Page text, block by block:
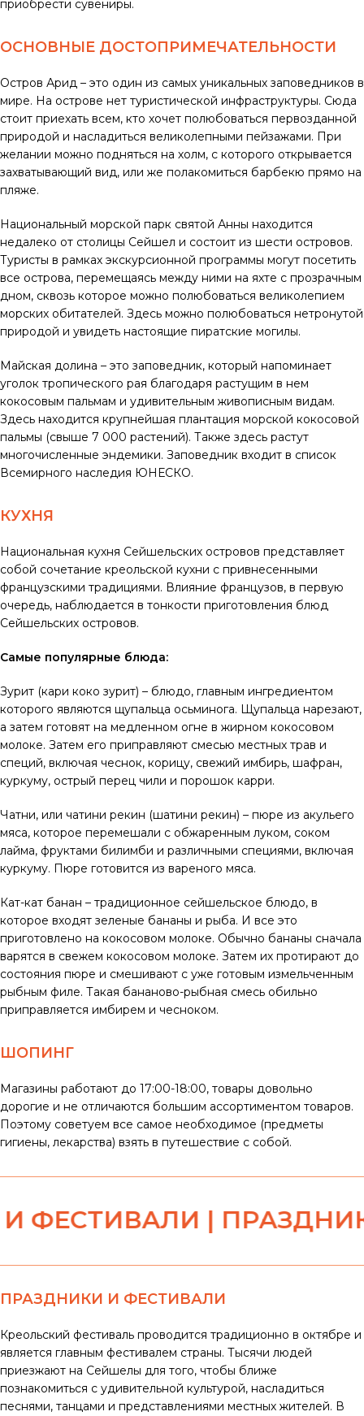
приобрести сувениры.
ОСНОВНЫЕ ДОСТОПРИМЕЧАТЕЛЬНОСТИ
Остров Арид – это один из самых уникальных заповедников в
мире. На острове нет туристической инфраструктуры. Сюда
стоит приехать всем, кто хочет полюбоваться первозданной
природой и насладиться великолепными пейзажами. При
желании можно подняться на холм, с которого открывается
захватывающий вид, или же полакомиться барбекю прямо на
пляже.
Национальный морской парк святой Анны находится
недалеко от столицы Сейшел и состоит из шести островов.
Туристы в рамках экскурсионной программы могут посетить
все острова, перемещаясь между ними на яхте с прозрачным
дном, сквозь которое можно полюбоваться великолепием
морских обитателей. Здесь можно полюбоваться нетронутой
природой и увидеть настоящие пиратские могилы.
Майская долина – это заповедник, который напоминает
уголок тропического рая благодаря растущим в нем
кокосовым пальмам и удивительным живописным видам.
Здесь находится крупнейшая плантация морской кокосовой
пальмы (свыше 7 000 растений). Также здесь растут
многочисленные эндемики. Заповедник входит в список
Всемирного наследия ЮНЕСКО.
КУХНЯ
Национальная кухня Сейшельских островов представляет
собой сочетание креольской кухни с привнесенными
французскими традициями. Влияние французов, в первую
очередь, наблюдается в тонкости приготовления блюд
Сейшельских островов.
Самые популярные блюда:
Зурит (кари коко зурит) – блюдо, главным ингредиентом
которого являются щупальца осьминога. Щупальца нарезают,
а затем готовят на медленном огне в жирном кокосовом
молоке. Затем его приправляют смесью местных трав и
специй, включая чеснок, корицу, свежий имбирь, шафран,
куркуму, острый перец чили и порошок карри.
Чатни, или чатини рекин (шатини рекин) – пюре из акульего
мяса, которое перемешали с обжаренным луком, соком
лайма, фруктами билимби и различными специями, включая
куркуму. Пюре готовится из вареного мяса.
Кат-кат банан – традиционное сейшельское блюдо, в
которое входят зеленые бананы и рыба. И все это
приготовлено на кокосовом молоке. Обычно бананы сначала
варятся в свежем кокосовом молоке. Затем их протирают до
состояния пюре и смешивают с уже готовым измельченным
рыбным филе. Такая бананово-рыбная смесь обильно
приправляется имбирем и чесноком.
ШОПИНГ
Магазины работают до 17:00-18:00, товары довольно
дорогие и не отличаются большим ассортиментом товаров.
Поэтому советуем все самое необходимое (предметы
гигиены, лекарства) взять в путешествие с собой.
| ПРАЗДНИКИ
ПРАЗДНИКИ И ФЕСТИВАЛИ
Креольский фестиваль проводится традиционно в октябре и
является главным фестивалем страны. Тысячи людей
приезжают на Сейшелы для того, чтобы ближе
познакомиться с удивительной культурой, насладиться
песнями, танцами и представлениями местных жителей. В